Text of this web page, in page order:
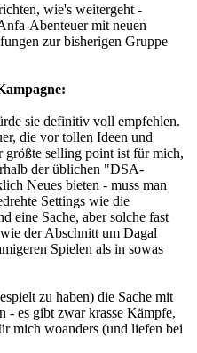
wie's weitergeht -
Abenteuer mit neuen
zur bisherigen Gruppe
sie definitiv voll empfehlen.
die vor tollen Ideen und
selling point ist für mich,
der üblichen "DSA-
Neues bieten - muss man
Settings wie die
eine Sache, aber solche fast
der Abschnitt um Dagal
Spielen als in sowas
zu haben) die Sache mit
- es gibt zwar krasse Kämpfe,
mich woanders (und liefen bei